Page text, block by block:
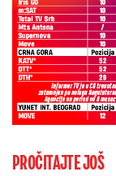
PROČITAJTE JOŠ